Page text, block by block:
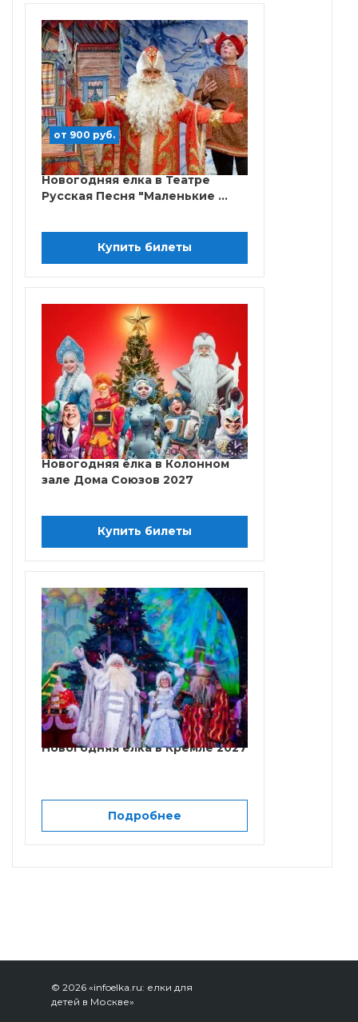
от 900 руб.
Новогодняя елка в Театре
Русская Песня "Маленькие ...
Купить билеты
Новогодняя ёлка в Колонном
зале Дома Союзов 2027
Купить билеты
Новогодняя елка в Кремле 2027
Подробнее
© 2026 «infoelka.ru: елки для
детей в Москве»